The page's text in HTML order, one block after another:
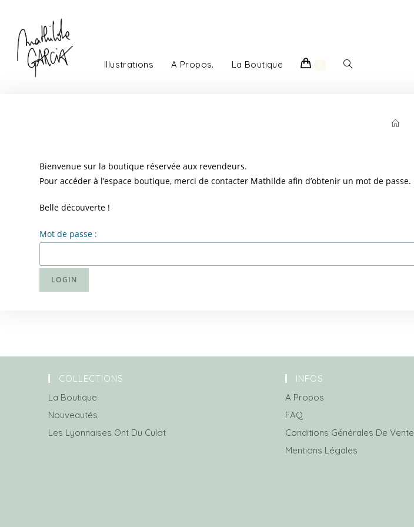
Illustrations A Propos. La Boutique
Bienvenue sur la boutique réservée aux revendeurs.
Pour accéder à l’espace boutique, merci de contacter Mathilde afin d’obtenir un mot de passe.
Belle découverte !
Mot de passe :
COLLECTIONS
La Boutique
Nouveautés
Les Lyonnaises Ont Du Culot
INFOS
A Propos
FAQ
Conditions Générales De Vente
Mentions Légales